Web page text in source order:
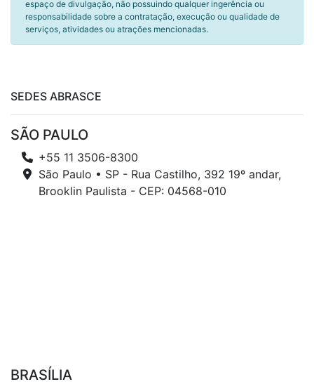
espaço de divulgação, não possuindo qualquer ingerência ou
responsabilidade sobre a contratação, execução ou qualidade de
serviços, atividades ou atrações mencionadas.
SEDES ABRASCE
SÃO PAULO
+55 11 3506-8300
São Paulo • SP - Rua Castilho, 392 19º andar,
Brooklin Paulista - CEP: 04568-010
BRASÍLIA